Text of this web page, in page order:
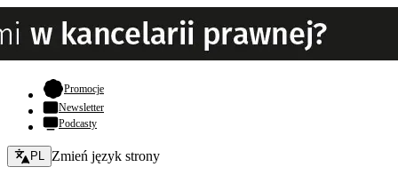
Promocje- otwiera się w nowej karcie
Newsletter
Podcasty
Zmień język - bieżący:
PL Zmień język strony